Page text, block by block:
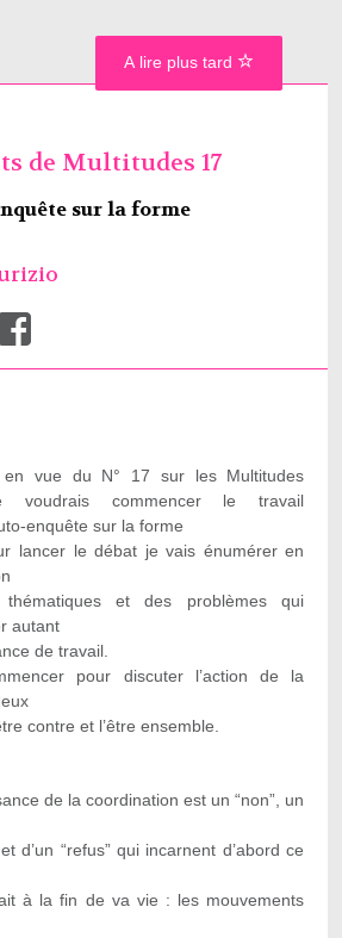
de Multitudes 17
sur la forme
en vue du N° 17 sur les Multitudes
voudrais commencer le travail
enquête sur la forme
lancer le débat je vais énumérer en
thématiques et des problèmes qui
autant
de travail.
pour discuter l’action de la
contre et l’être ensemble.
de la coordination est un “non”, un
et d’un “refus” qui incarnent d’abord ce
à la fin de va vie : les mouvements
A lire plus tard